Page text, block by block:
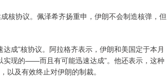
协议。佩泽希齐扬重申，伊朗不会制造核弹，但
成”核协议。阿拉格齐表示，伊朗和美国定于本月
实现的——而且有可能迅速达成”。他还表示，这种
以及有效终止对伊朗的制裁。